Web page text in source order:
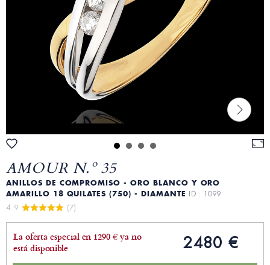
AMOUR N.º 35
ANILLOS DE COMPROMISO - ORO BLANCO Y ORO
AMARILLO 18 QUILATES (750) - DIAMANTE ID : 1099
4.9
(7)
La oferta especial en 1290 € ya no
está disponible
2480 €